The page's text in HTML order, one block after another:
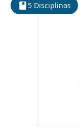
5 Disciplinas